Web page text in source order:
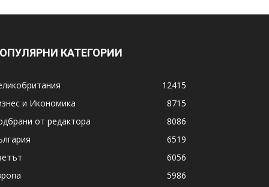
КАТЕГОРИИ
12415
и Икономика
8715
от редактора
8086
6519
6056
5986